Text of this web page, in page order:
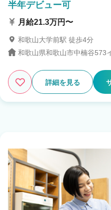
半年デビュー可
月給21.3万円〜
和歌山大学前駅 徒歩4分
和歌山県和歌山市中楠谷573
詳細を見る